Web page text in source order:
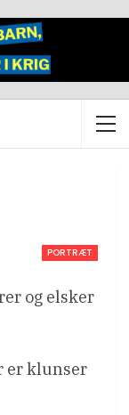
PORTRÆT
og elsker
klunser